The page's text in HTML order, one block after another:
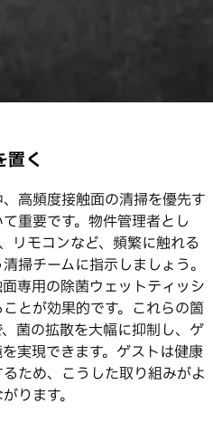
置く
高頻度接触面の清掃を優先す
重要です。物件管理者とし
リモコンなど、頻繁に触れる
掃チームに指示しましょう。
専用の除菌ウェットティッシ
とが効果的です。これらの箇
菌の拡散を大幅に抑制し、ゲ
実現できます。ゲストは健康
ため、こうした取り組みがよ
ります。